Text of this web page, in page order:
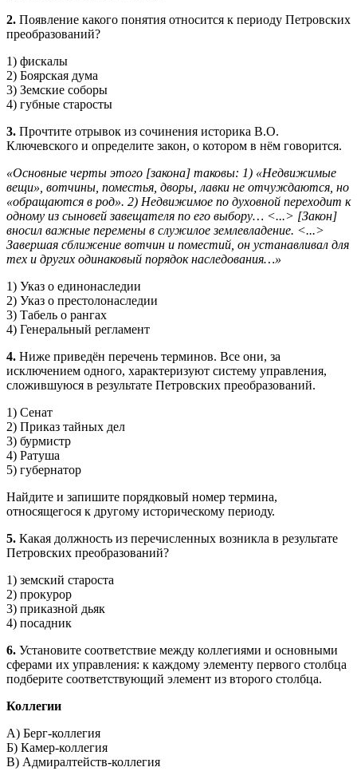
2. Появление какого понятия относится к периоду Петровских
преоб­разований?
1) фискалы
2) Боярская дума
3) Земские соборы
4) губные старосты
3. Прочтите отрывок из сочинения историка В.О.
Ключевского и определите закон, о котором в нём говорится.
«Основные черты этого [закона] таковы: 1) «Недвижимые
вещи», вотчины, поместья, дворы, лавки не отчуждаются, но
«обращаются в род». 2) Недвижимое по духовной переходит к
одному из сыновей завещателя по его выбору… <...> [Закон]
вносил важные перемены в служилое землевладение. <...>
Завершая сближение вотчин и поместий, он устанавливал для
тех и других одинаковый порядок наследования…»
1) Указ о единонаследии
2) Указ о престолонаследии
3) Табель о рангах
4) Генеральный регламент
4. Ниже приведён перечень терминов. Все они, за
исключением одно­го, характеризуют систему управления,
сложившуюся в результа­те Петровских преобразований.
1) Сенат
2) Приказ тайных дел
3) бурмистр
4) Ратуша
5) губернатор
Найдите и запишите порядковый номер термина,
относящегося к другому историческому периоду.
5. Какая должность из перечисленных возникла в результате
Петровских преобразований?
1) земский староста
2) прокурор
3) приказной дьяк
4) посадник
6. Установите соответствие между коллегиями и основными
сферами их управления: к каждому элементу первого столбца
подберите со­ответствующий элемент из второго столбца.
Коллегии
А) Берг-коллегия
Б) Камер-коллегия
В) Адмиралтейств-коллегия